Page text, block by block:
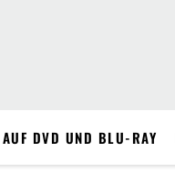
DVD UND BLU-RAY